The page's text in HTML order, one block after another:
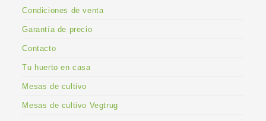
Condiciones de venta
Garantía de precio
Contacto
Tu huerto en casa
Mesas de cultivo
Mesas de cultivo Vegtrug